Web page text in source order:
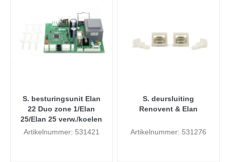
S. besturingsunit Elan
22 Duo zone 1/Elan
25/Elan 25 verw./koelen
Artikelnummer: 531421
S. deursluiting
Renovent & Elan
Artikelnummer: 531276